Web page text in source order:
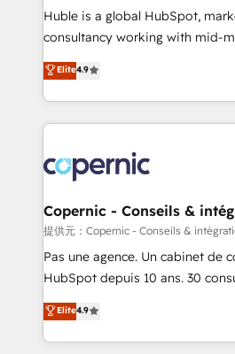
Get your sales team fully using
pipeline and revenue across the
growth • Create content and
buyers • Use AI to scale smarter Our coaching-led
lasts. So if you're ready to become the most trusted
voice in your market, let’s talk.
Huble is a global HubSpot,
consultancy working with mid-
businesses. We go beyond implementation, shaping
the strategy, processes, and
HubSpot into a genuine growth
HubSpot's Global Partner of the
worldwide, and with over 15
Huble has built a track record
One company, one operating
across offices and consulting
Canada, Germany, France,
South Africa. Certified compliant with ISO/IEC
international offices and 175+
Elite4.9
Copernic - Conseils &
提供元：Copernic - Conseils &
Pas une agence. Un cabinet de
HubSpot depuis 10 ans. 30
clients, un ROI mesurable. Notre
HubSpot un vrai levier de
organisation. Cela passe par la
Elite4.9